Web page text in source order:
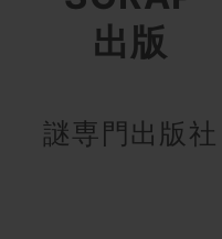
出版
謎専門出版社